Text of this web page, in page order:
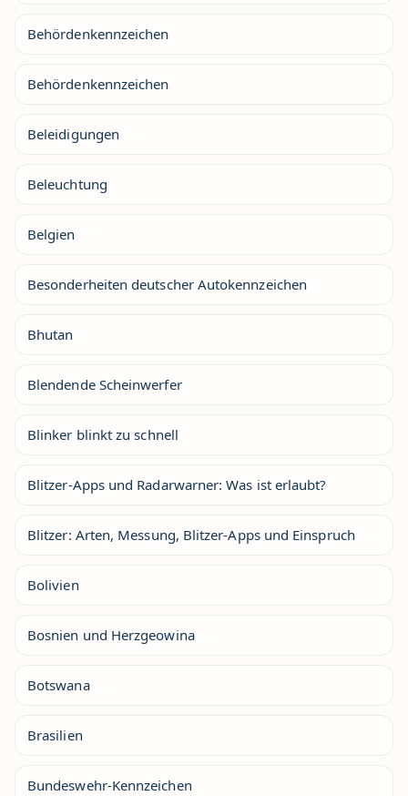
Behördenkennzeichen
Behördenkennzeichen
Beleidigungen
Beleuchtung
Belgien
Besonderheiten deutscher Autokennzeichen
Bhutan
Blendende Scheinwerfer
Blinker blinkt zu schnell
Blitzer-Apps und Radarwarner: Was ist erlaubt?
Blitzer: Arten, Messung, Blitzer-Apps und Einspruch
Bolivien
Bosnien und Herzgeowina
Botswana
Brasilien
Bundeswehr-Kennzeichen